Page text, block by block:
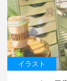
イラスト